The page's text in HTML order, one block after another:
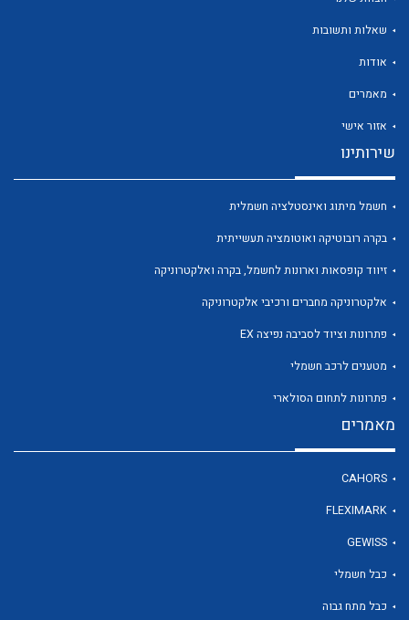
שאלות ותשובות
אודות
מאמרים
אזור אישי
שירותינו
חשמל מיתוג ואינסטלציה חשמלית
בקרה רובוטיקה ואוטומציה תעשייתית
זיווד קופסאות וארונות לחשמל, בקרה ואלקטרוניקה
אלקטרוניקה מחברים ורכיבי אלקטרוניקה
פתרונות וציוד לסביבה נפיצה EX
מטענים לרכב חשמלי
פתרונות לתחום הסולארי
מאמרים
CAHORS
FLEXIMARK
GEWISS
כבל חשמלי
כבל מתח גבוה